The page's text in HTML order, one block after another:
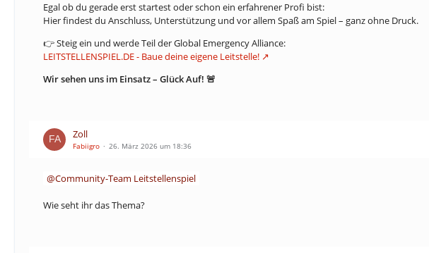
Egal ob du gerade erst startest oder schon ein erfahrener Profi bist:
Hier findest du Anschluss, Unterstützung und vor allem Spaß am Spiel – ganz ohne Druck.
👉 Steig ein und werde Teil der Global Emergency Alliance:
LEITSTELLENSPIEL.DE - Baue deine eigene Leitstelle!
Wir sehen uns im Einsatz – Glück Auf! 🚨
Zoll
Fabiigro 26. März 2026 um 18:36
Community-Team Leitstellenspiel
Wie seht ihr das Thema?